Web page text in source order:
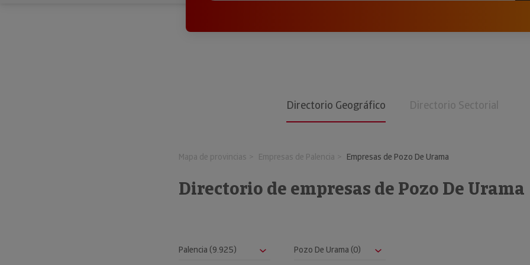
Directorio Geográfico Directorio Sectorial
Mapa de provincias Empresas de Palencia Empresas de Pozo De Urama
Directorio de empresas de Pozo De Urama